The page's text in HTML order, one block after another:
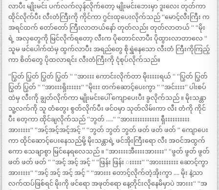
လာပီး မျိုးမင်း ပက်လက်လှန်လိုက်တော့ မျိုးမင်းဘေးမှာ ဒူးလေး တုတ်ကာ
ထိုင်လိုက်ပီး လီးတံကြီးကို ကိုင်ကာ ဂွင်းထုပေးလိုက်သည် “မောင့်လီးကြီး က
အရင်ထက် တော်တော် ကြီးလာတယ်နော် တုတ်လည်း တုတ်လာတယ် “ “မိုး
ရဲ့ အလှတွေကို မြင်လိုက်ရတော့ လီးက ပိုတောင်လာပီး ပိုထွားလာတာလေ “
သူမ ဖင်ပေါက်ထဲမှ ထွက်လာပီး အရည်တွေ စိုရွှဲနေသော လီးတံ ကြီးကိုကြည့်
ကာ စိတ်တွေ ပိုထလာရင်း လီးတံကြီးကို ငုံစုပ်လိုက်သည်။
“ပြွတ် ပြွတ် ပြွတ် ပြွတ် “ “အားးး ကောင်းလိုက်တာ မိုးးးးးရယ် “ “ပြွတ် ပြွတ်
ပြွတ် ပြွတ် “ “အားးးရှိးးးးးး“ “မိုးးး တက်ဆောင့်ပေးကွာ “ “အင်းးးး“ ပါးစပ်
ထဲမှ လီးကို ချွတ်လိုက်ကာ မျိုးမင်းပေါ် ကျောပေးပီး ခွလိုက်သည် ။ မိုးသန္တာ
သူ့လက်ကို သူ တံတွေး စွတ်လိုက်ပီး ဖင်ဝမှာ သုတ်လိမ်းကာ လီး တံကို ကိုင်
ပီး တေ့ကာ ထိုင်ချလိုက်သည် “ဘွတ် …..“ “အားးးးးးးးးးးး ရှီးးးးးးးးးး
အားးးးး“ “အင့်အင့်အင့်အင့် “ “ဘွတ် ဘွတ် ဘွတ် ဖတ် ဖတ် ဖတ် “ ကျောပေး
ကာ ထိုင်ဆောင့်ပေးနေသည်မို့ မိုးသန္တာရဲ့ ဖင်အိုးကြီးရော လီး အဝင်အထွက်
ကော သေချာစွာ မြင်နေရလေသည် ။ “အားးးးအီးးးးအားးးး“ “ဖွတ် ဖွတ် ဖွတ်
ဖတ် ဖတ် ဖတ် “ “အင့် အင့် အင့် “ “ဖြန်း ဖြန်း းးးးး“ “အားးးးးးးး ဆောင့်ကွာ
အားးးးး“ “အင့် အင့် အင့် အင့် “ “အားးး တောင့်လိုက်တဲ့အိုးကွာ …. မိုး နဲ့သာ
လက်ထပ်ဖြစ်ရင် မိုးကို ဖင်ရော အဖုတ်ရော နေ့တိုင်းလိုနေမိမှာပဲ အားးး“ “အ